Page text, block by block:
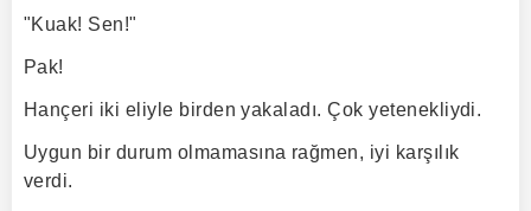
"Kuak! Sen!"
Pak!
Hançeri iki eliyle birden yakaladı. Çok yetenekliydi.
Uygun bir durum olmamasına rağmen, iyi karşılık
verdi.